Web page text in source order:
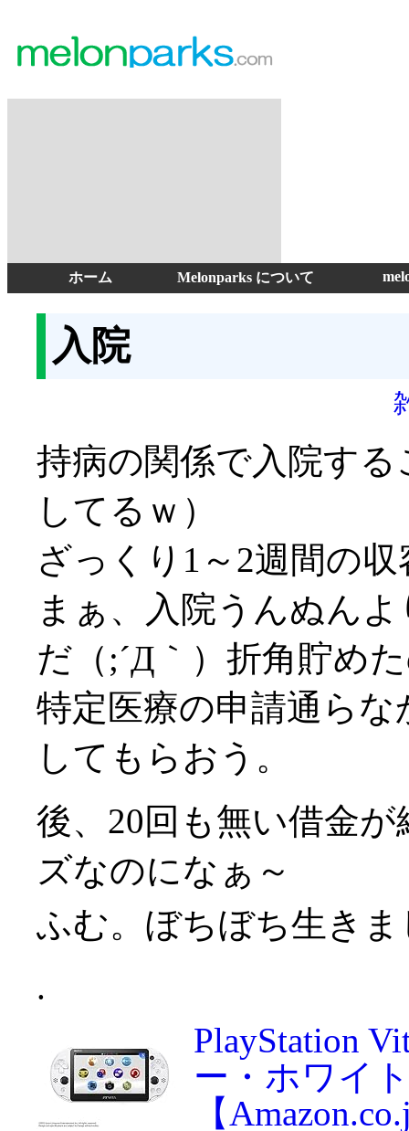
ホーム Melonparks について
入院
持病の関係で入院す
してるｗ）
ざっくり1～2週間の収
まぁ、入院うんぬん
だ（;´Д｀）折角貯め
特定医療の申請通ら
してもらおう。
後、20回も無い借金
ズなのになぁ～
.
PlayStation
ー・ホワイ
【